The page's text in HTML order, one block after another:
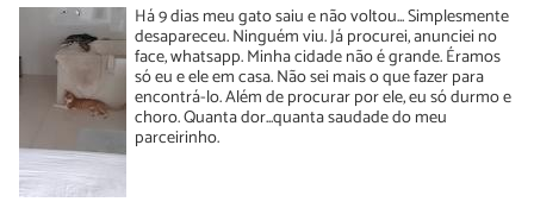
Há 9 dias meu gato saiu e não voltou... Simplesmente
desapareceu. Ninguém viu. Já procurei, anunciei no
face, whatsapp. Minha cidade não é grande. Éramos
só eu e ele em casa. Não sei mais o que fazer para
encontrá-lo. Além de procurar por ele, eu só durmo e
choro. Quanta dor...quanta saudade do meu
parceirinho.